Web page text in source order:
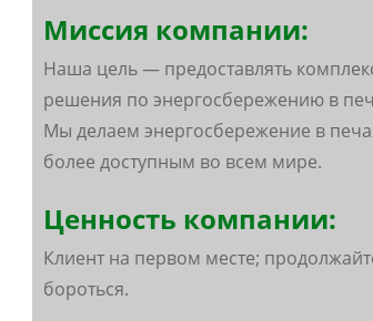
Миссия компании:
Наша цель — предоставлять
решения по энергосбережению в
Мы делаем энергосбережение в
более доступным во всем мире.
Ценность компании:
Клиент на первом месте;
бороться.